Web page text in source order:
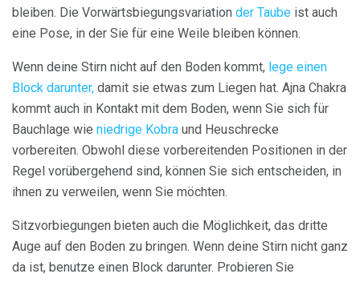
bleiben. Die Vorwärtsbiegungsvariation der Taube ist auch
eine Pose, in der Sie für eine Weile bleiben können.
Wenn deine Stirn nicht auf den Boden kommt, lege einen
Block darunter, damit sie etwas zum Liegen hat. Ajna Chakra
kommt auch in Kontakt mit dem Boden, wenn Sie sich für
Bauchlage wie niedrige Kobra und Heuschrecke
vorbereiten. Obwohl diese vorbereitenden Positionen in der
Regel vorübergehend sind, können Sie sich entscheiden, in
ihnen zu verweilen, wenn Sie möchten.
Sitzvorbiegungen bieten auch die Möglichkeit, das dritte
Auge auf den Boden zu bringen. Wenn deine Stirn nicht ganz
da ist, benutze einen Block darunter. Probieren Sie